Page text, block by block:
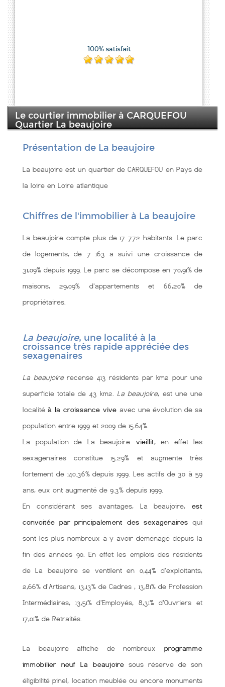
Le courtier immobilier à CARQUEFOU
Quartier La beaujoire
Présentation de La beaujoire
La beaujoire est un quartier de CARQUEFOU en Pays de
la loire en Loire atlantique
Chiffres de l'immobilier à La beaujoire
La beaujoire compte plus de 17 772 habitants. Le parc
de logements, de 7 163 a suivi une croissance de
31,09% depuis 1999. Le parc se décompose en 70,91% de
maisons, 29,09% d'appartements et 66,20% de
propriétaires.
La beaujoire, une localité à la
croissance très rapide appréciée des
sexagenaires
La beaujoirerecense 413 résidents par km2 pour une
superficie totale de 43 km2. La beaujoire, est une une
localitéà la croissance vive avec une évolution de sa
population entre 1999 et 2009 de 15.64%.
La population de La beaujoire vieillit, en effet les
sexagenaires constitue 15.29% et augmente très
fortement de 140.36% depuis 1999. Les actifs de 30 à 59
ans, eux ont augmenté de 9.3% depuis 1999.
En considérant ses avantages, La beaujoire, est
convoitée par principalement des sexagenaires qui
sont les plus nombreux à y avoir déménagé depuis la
fin des années 90. En effet les emplois des résidents
de La beaujoire se ventilent en 0,44% d'exploitants,
2,66% d'Artisans, 13,13% de Cadres , 13,81% de Profession
Intermédiaires, 13,51% d'Employés, 8,31% d'Ouvriers et
17,01% de Retraités.
La beaujoire affiche de nombreux programme
immobilier neuf La beaujoire sous réserve de son
éligibilité pinel, location meublée ou encore monuments